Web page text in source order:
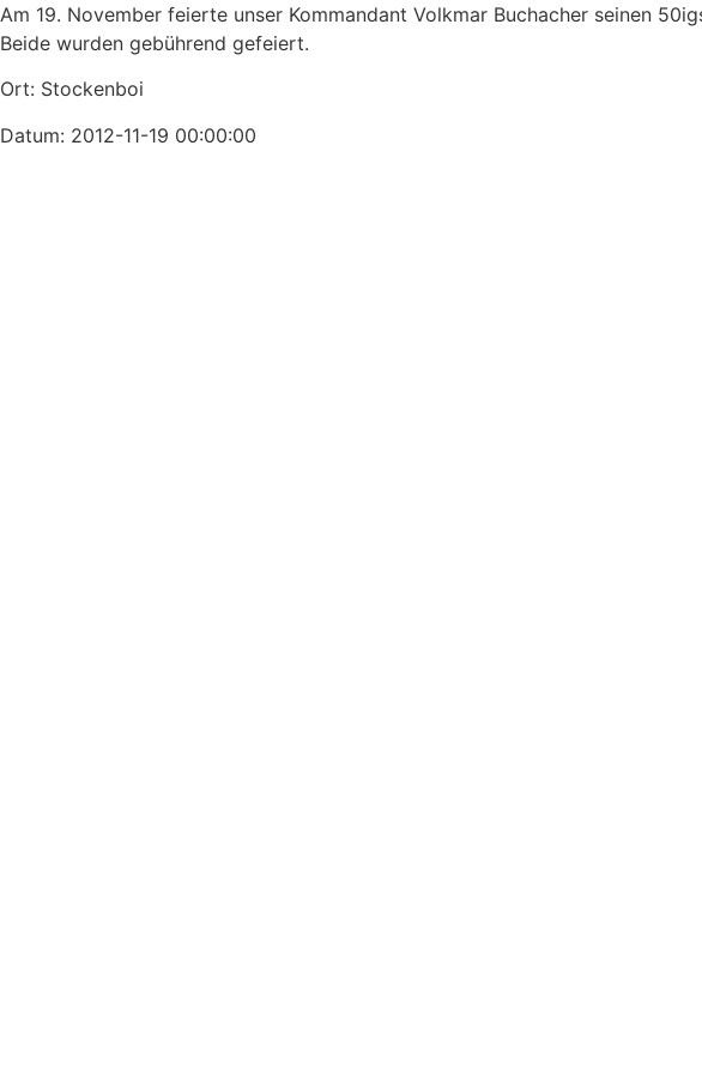
Am 19. November feierte unser Kommandant Volkmar Buchacher seinen
Beide wurden gebührend gefeiert.
Ort: Stockenboi
Datum: 2012-11-19 00:00:00